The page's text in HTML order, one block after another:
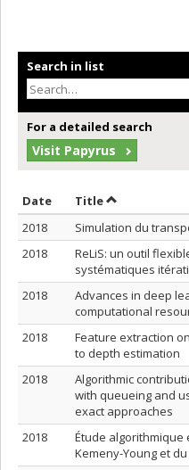
Search in list
For a detailed search
Visit Papyrus
Date Sort by date in
TitleSort by title
2018
Simulation du
2018
ReLiS: un outil
systématiques
2018
Advances in deep
computational
2018
Feature extraction
to depth estimation
2018
Algorithmic
with queueing and
exact approaches
2018
Étude algorithmique
Kemeny-Young et